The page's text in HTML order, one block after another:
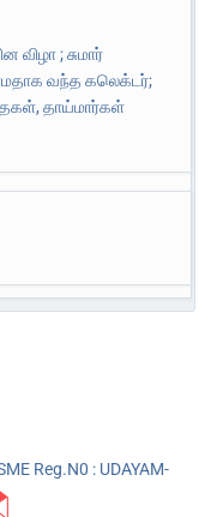
விழா ; சுமார்
வந்த கலெக்டர்;
தாய்மார்கள்
Reg.N0 : UDAYAM-